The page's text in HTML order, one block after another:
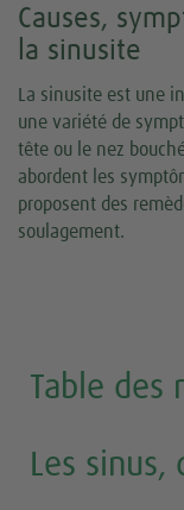
Causes,
la sinusite
La sinusite est une
une variété de
tête ou le nez
abordent les
proposent des
soulagement.
Table des
Les sinus,